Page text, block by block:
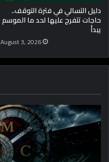
دليل التسالي في فترة التوقف..
حاجات تتفرج عليها لحد ما الموسم
يبدأ
August 3, 2026